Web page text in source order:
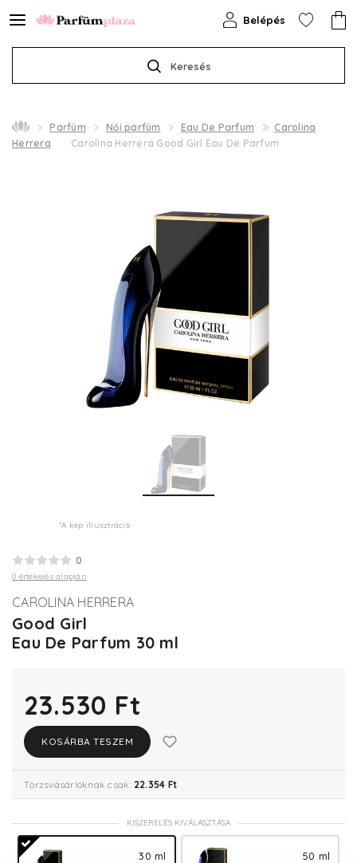
Keresés
Belépés
Parfüm Női parfüm Eau De Parfum
Carolina
Herrera
Carolina Herrera Good Girl Eau De Parfum
*A kép illusztráció
0
0 értékelés alapján
CAROLINA HERRERA
Good Girl
Eau De Parfum 30 ml
23.530 Ft
KOSÁRBA TESZEM
Törzsvásárlóknak csak: 22.354 Ft
KISZERELÉS KIVÁLASZTÁSA
30 ml
50 ml